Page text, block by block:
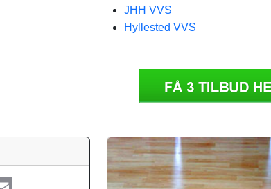
JHH VVS
Hyllested VVS